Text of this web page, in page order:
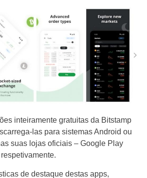
inteiramente gratuitas da Bitstamp
las para sistemas Android ou
suas lojas oficiais – Google Play
de destaque destas apps,